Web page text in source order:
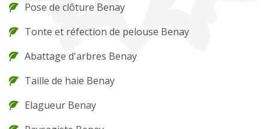
Pose de clôture Benay
Tonte et réfection de pelouse Benay
Abattage d'arbres Benay
Taille de haie Benay
Elagueur Benay